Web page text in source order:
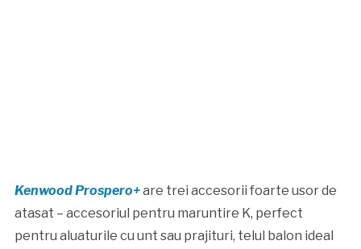
Kenwood Prospero+are trei accesorii foarte usor de
atasat – accesoriul pentru maruntire K, perfect
pentru aluaturile cu unt sau prajituri, telul balon ideal